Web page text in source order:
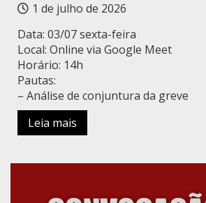
1 de julho de 2026
Data: 03/07 sexta-feira
Local: Online via Google Meet
Horário: 14h
Pautas:
– Análise de conjuntura da greve
Leia mais